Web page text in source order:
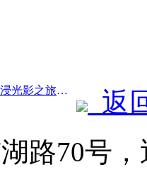
前一篇：巨片电影酒店：‌沉浸光影之旅，巨片电影酒店定义出行新体验
返
路70号